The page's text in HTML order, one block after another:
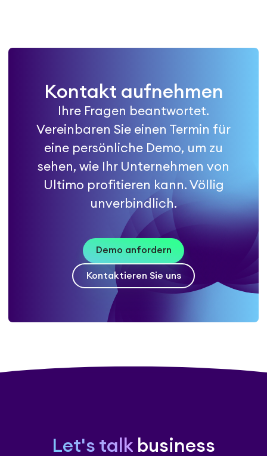
Kontakt aufnehmen
Ihre Fragen beantwortet.
Vereinbaren Sie einen Termin für
eine persönliche Demo, um zu
sehen, wie Ihr Unternehmen von
Ultimo profitieren kann. Völlig
unverbindlich.
Demo anfordern
Kontaktieren Sie uns
Let's talk business